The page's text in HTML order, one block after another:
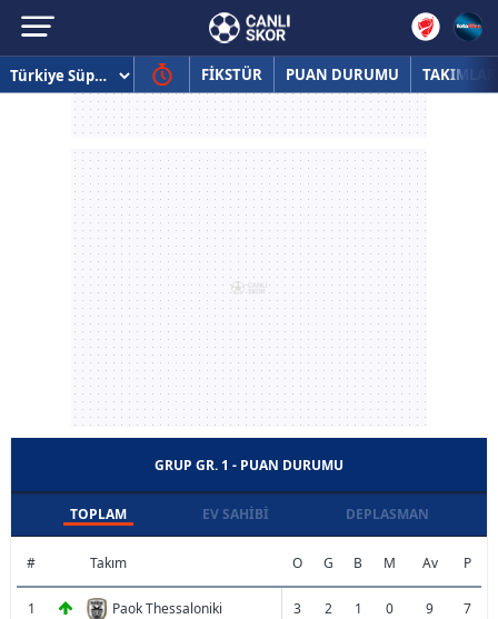
FİKSTÜR PUAN DURUMU TAKIMLAR
GRUP GR. 1 - PUAN DURUMU
TOPLAM EV SAHIBI DEPLASMAN
# Takım O G B M Av P
1 Paok Thessaloniki 3 2 1 0 9 7